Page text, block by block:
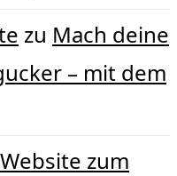
zu Mach deine
– mit dem
zum